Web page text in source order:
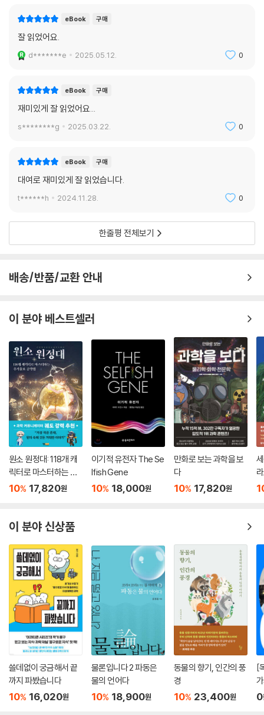
eBook 구매
잘 읽었어요.
d*******e 2025.05.12. 0
eBook 구매
재미있게 잘 읽었어요...
s********g 2025.03.22. 0
eBook 구매
대여로 재미있게 잘 읽었습니다.
t******h 2024.11.28. 0
한줄평 전체보기
배송/반품/교환 안내
이 분야 베스트셀러
원소 원정대: 118개 캐
릭터로 마스터하는 주
기율표 공략집
10% 17,820원
이기적 유전자 The Se
lfish Gene
10% 18,000원
만화로 보는 과학을 보
다
10% 17,820원
이 분야 신상품
쓸데없이 궁금해서 끝
까지 파봤습니다
10% 16,020원
물론입니다 2 파동은
물의 언어다
10% 18,900원
동물의 향기, 인간의 풍
경
10% 23,400원
[
0